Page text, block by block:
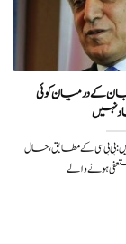
کے درمیان کوئی
نہیں
خبریں:بی بی سی کے مطابق، حال
ہونے والے